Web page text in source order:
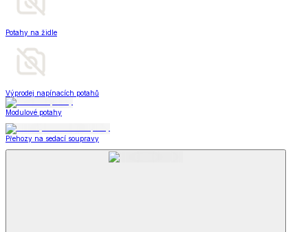
Potahy na židle
Výprodej napínacích potahů
Modulové potahy
Přehozy na sedací soupravy